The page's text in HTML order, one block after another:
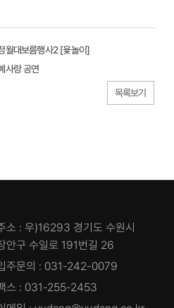
월대보름행사2 [윷놀이]
사랑 공연
목록보기
소 : 우)16293 경기도 수원시
안구 수일로 191번길 26
주문의 : 031-242-0079
스 : 031-255-2453